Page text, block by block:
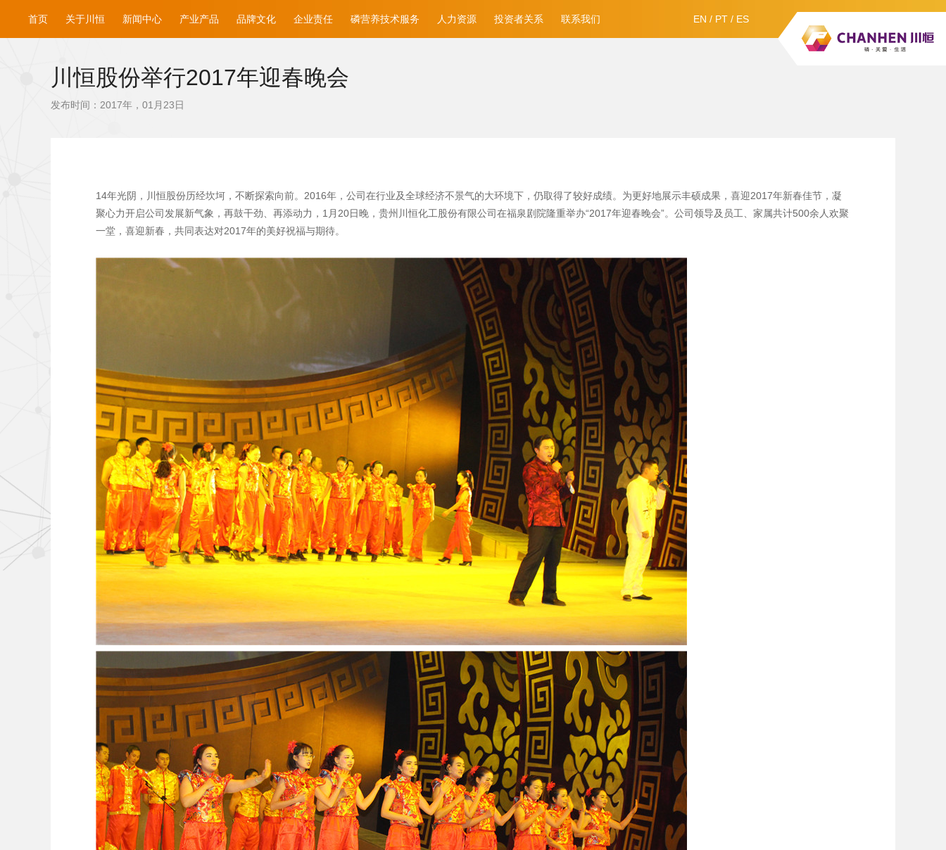
EN / PT / ES
首页 关于川恒 新闻中心 产业产品 品牌文化 企业责任 磷营养技术服务 人力资源 投资者关系 联系我们
川恒股份举行2017年迎春晚会
发布时间：2017年，01月23日
14年光阴，川恒股份历经坎坷，不断探索向前。2016年，公司在行业及全球经济不景气的大环境下，仍取得了较好成绩。为更好地展示丰硕成果，喜迎2017年新春佳节，凝
聚心力开启公司发展新气象，再鼓干劲、再添动力，1月20日晚，贵州川恒化工股份有限公司在福泉剧院隆重举办“2017年迎春晚会”。公司领导及员工、家属共计500余人欢聚
一堂，喜迎新春，共同表达对2017年的美好祝福与期待。